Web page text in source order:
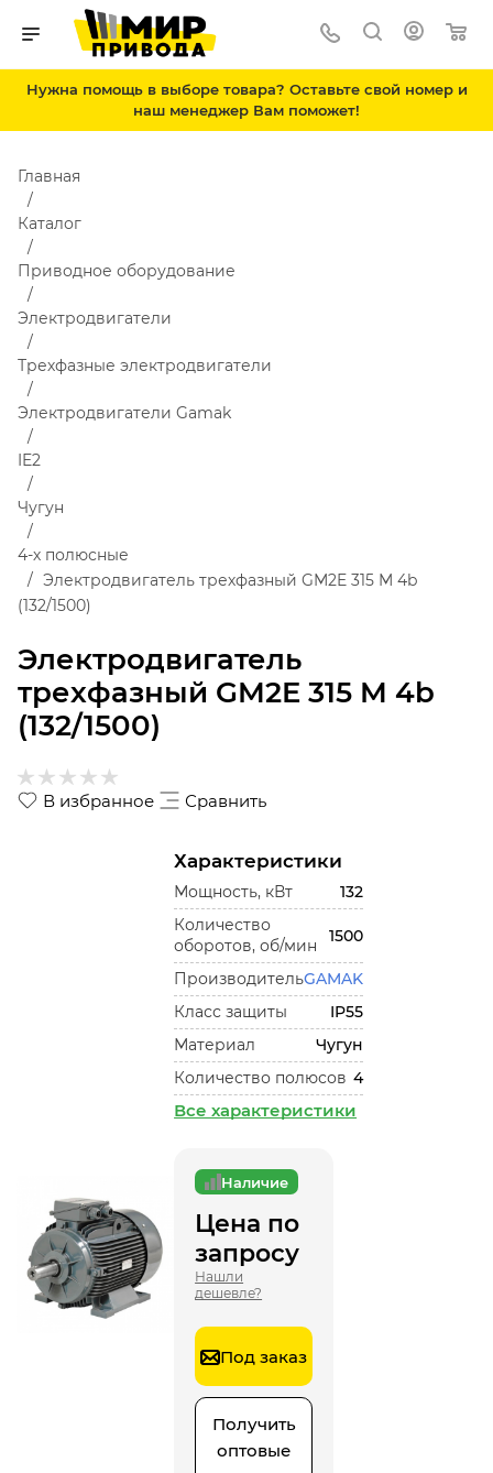
Нужна помощь в выборе товара? Оставьте свой номер и
наш менеджер Вам поможет!
Электродвигатель
трехфазный GM2E 315 M 4b
(132/1500)
Главная
Каталог
Приводное оборудование
Электродвигатели
Трехфазные электродвигатели
Электродвигатели Gamak
IE2
Чугун
4-х полюсные
Электродвигатель трехфазный GM2E 315 M 4b
(132/1500)
В избранное Сравнить
Характеристики
Мощность, кВт
132
Количество
оборотов, об/мин
1500
ПроизводительGAMAK
Класс защиты
IP55
Материал
Чугун
Количество полюсов 4
Все характеристики
Наличие
Цена по
запросу
Нашли
дешевле?
Под заказ
Получить
оптовые